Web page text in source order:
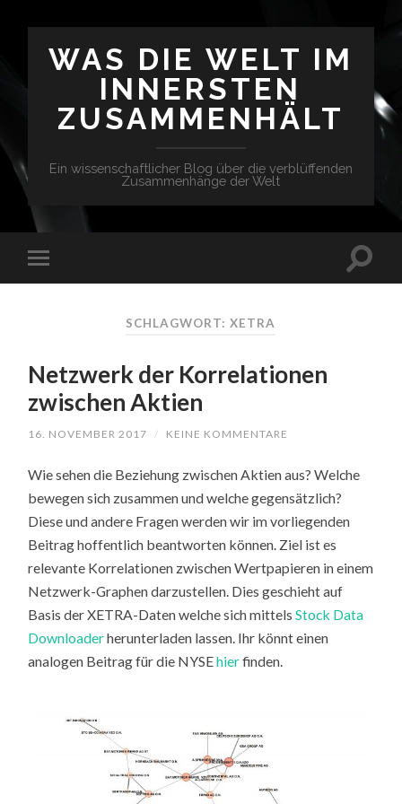
WAS DIE WELT IM
INNERSTEN
ZUSAMMENHÄLT
Ein wissenschaftlicher Blog über die verblüffenden
Zusammenhänge der Welt
SCHLAGWORT: XETRA
Netzwerk der Korrelationen
zwischen Aktien
16. NOVEMBER 2017 / KEINE KOMMENTARE
Wie sehen die Beziehung zwischen Aktien aus? Welche
bewegen sich zusammen und welche gegensätzlich?
Diese und andere Fragen werden wir im vorliegenden
Beitrag hoffentlich beantworten können. Ziel ist es
relevante Korrelationen zwischen Wertpapieren in einem
Netzwerk-Graphen darzustellen. Dies geschieht auf
Basis der XETRA-Daten welche sich mittelsStock Data
Downloaderherunterladen lassen. Ihr könnt einen
analogen Beitrag für die NYSEhierfinden.